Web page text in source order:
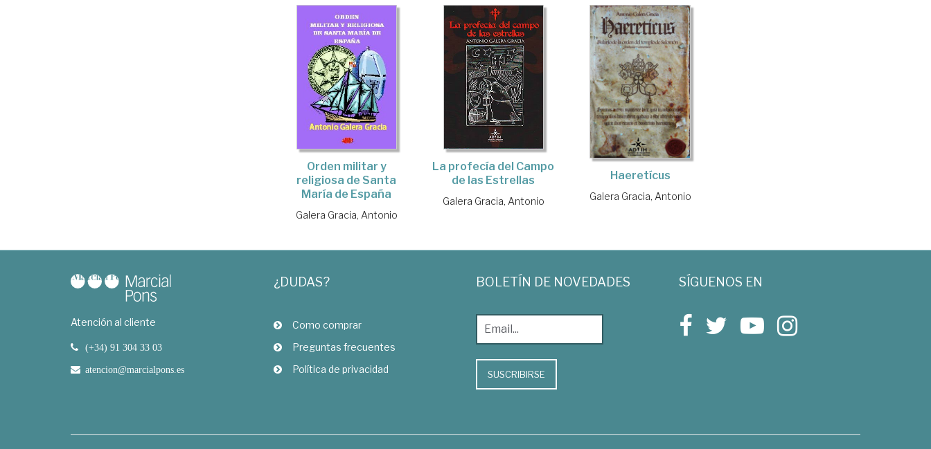
Orden militar y
religiosa de Santa
María de España
Galera Gracia, Antonio
La profecía del Campo
de las Estrellas
Galera Gracia, Antonio
Haeretícus
Galera Gracia, Antonio
Atención al cliente
(+34) 91 304 33 03
atencion@marcialpons.es
¿DUDAS?
Como comprar
Preguntas frecuentes
Política de privacidad
BOLETÍN DE NOVEDADES
SUSCRIBIRSE
SÍGUENOS EN